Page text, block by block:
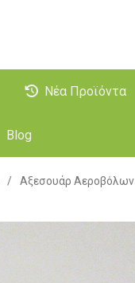
Νέα Προϊόντα
Blog
/ Αξεσουάρ Αεροβόλων